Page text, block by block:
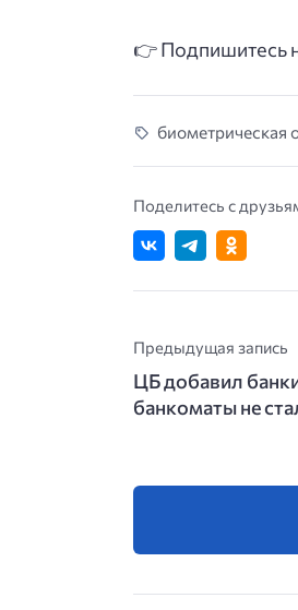
👉 Подпишитесь
биометрическая
Поделитесь с
Предыдущая запись
ЦБ добавил
банкоматы не